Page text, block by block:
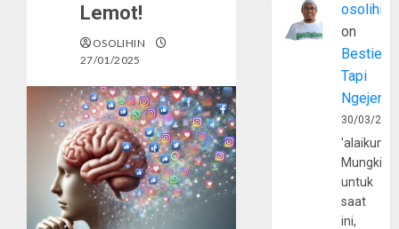
Lemot!
OSOLIHIN
27/01/2025
osolihin
on
Bestie
Tapi
30/03/
Mungkin
untuk
saat
ini,